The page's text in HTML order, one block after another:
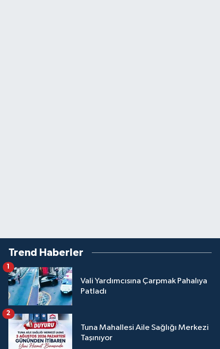
Trend Haberler
Vali Yardımcısına Çarpmak Pahalıya
Patladı
Tuna Mahallesi Aile Sağlığı Merkezi
Taşınıyor
2